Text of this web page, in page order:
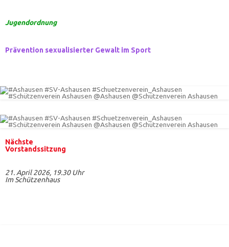
Jugendordnung
Prävention sexualisierter Gewalt im Sport
Nächste
Vorstandssitzung
21. April 2026, 19.30 Uhr
Im Schützenhaus